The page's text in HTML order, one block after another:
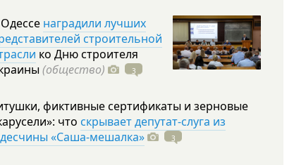
наградили лучших
строительной
ко Дню строителя
(общество) 3
фиктивные сертификаты и зерновые
что скрывает депутат-слуга из
«Саша-мешалка»
3